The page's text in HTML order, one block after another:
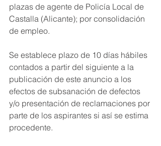
plazas de agente de Policía Local de
Castalla (Alicante); por consolidación
de empleo.
Se establece plazo de 10 días hábiles
contados a partir del siguiente a la
publicación de este anuncio a los
efectos de subsanación de defectos
y/o presentación de reclamaciones por
parte de los aspirantes si así se estima
procedente.